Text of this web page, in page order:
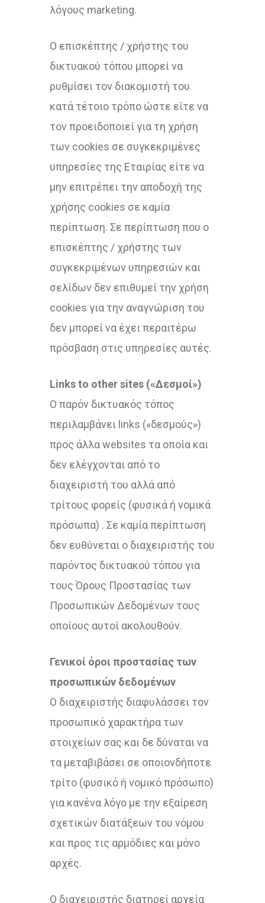
λόγους marketing.
Ο επισκέπτης / χρήστης του
δικτυακού τόπου μπορεί να
ρυθμίσει τον διακομιστή του
κατά τέτοιο τρόπο ώστε είτε να
τον προειδοποιεί για τη χρήση
των cookies σε συγκεκριμένες
υπηρεσίες της Εταιρίας είτε να
μην επιτρέπει την αποδοχή της
χρήσης cookies σε καμία
περίπτωση. Σε περίπτωση που ο
επισκέπτης / χρήστης των
συγκεκριμένων υπηρεσιών και
σελίδων δεν επιθυμεί την χρήση
cookies για την αναγνώριση του
δεν μπορεί να έχει περαιτέρω
πρόσβαση στις υπηρεσίες αυτές.
Links to other sites («Δεσμοί»)
Ο παρόν δικτυακός τόπος
περιλαμβάνει links («δεσμούς»)
προς άλλα websites τα οποία και
δεν ελέγχονται από το
διαχειριστή του αλλά από
τρίτους φορείς (φυσικά ή νομικά
πρόσωπα) . Σε καμία περίπτωση
δεν ευθύνεται ο διαχειριστής του
παρόντος δικτυακού τόπου για
τους Όρους Προστασίας των
Προσωπικών Δεδομένων τους
οποίους αυτοί ακολουθούν.
Γενικοί όροι προστασίας των
προσωπικών δεδομένων
Ο διαχειριστής διαφυλάσσει τον
προσωπικό χαρακτήρα των
στοιχείων σας και δε δύναται να
τα μεταβιβάσει σε οποιονδήποτε
τρίτο (φυσικό ή νομικό πρόσωπο)
για κανένα λόγο με την εξαίρεση
σχετικών διατάξεων του νόμου
και προς τις αρμόδιες και μόνο
αρχές.
Ο διαχειριστής διατηρεί αρχεία